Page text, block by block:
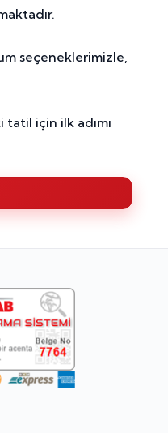
seçeneklerimizle,
için ilk adımı